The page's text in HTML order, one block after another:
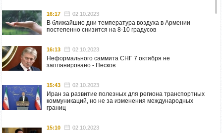
16:17 02.10.2023
В ближайшие дни температура воздуха в Армении
постепенно снизится на 8-10 градусов
16:13 02.10.2023
Неформального саммита СНГ 7 октября не
запланировано - Песков
15:43 02.10.2023
Иран за развитие полезных для региона транспортных
коммуникаций, но не за изменения международных
границ
15:10 02.10.2023